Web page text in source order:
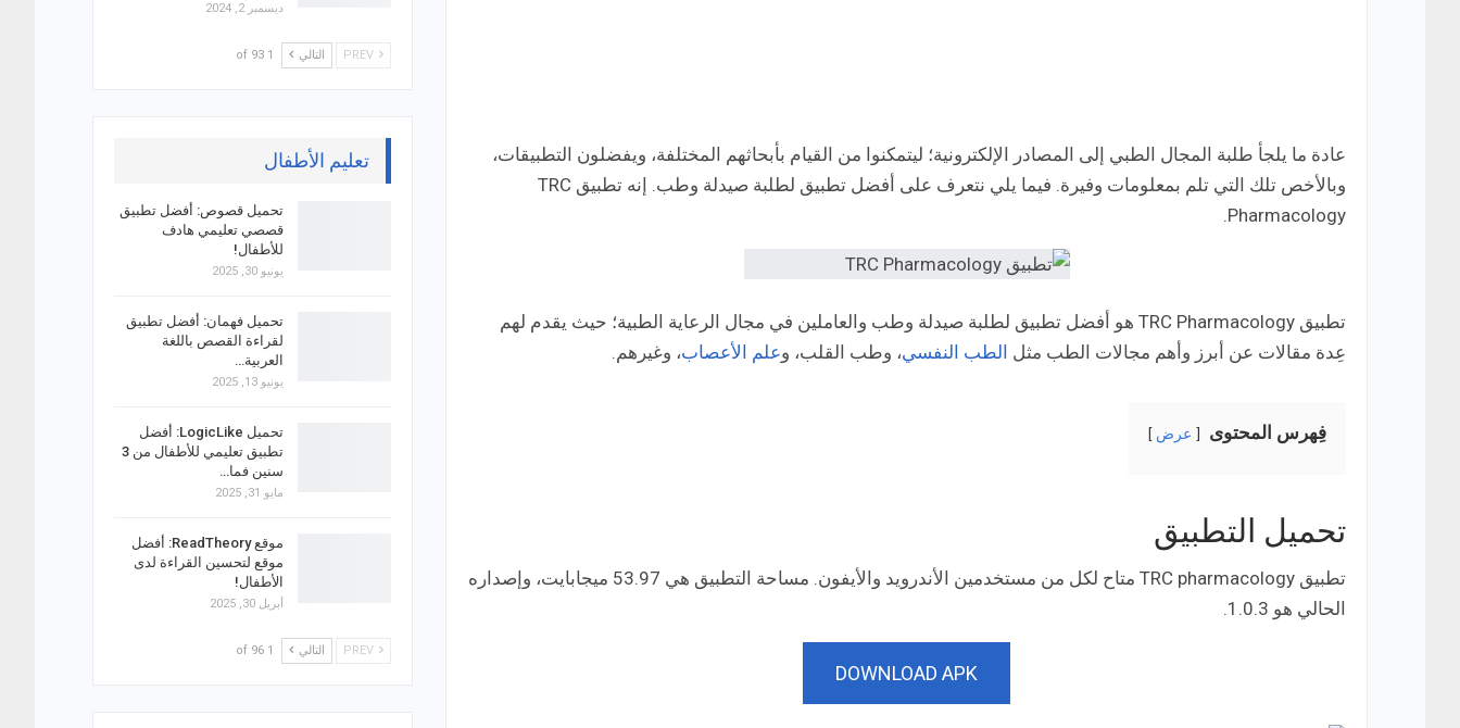
عادة ما يلجأ طلبة المجال الطبي إلى المصادر الإلكترونية؛ ليتمكنوا من القيام بأبحاثهم المختلفة، ويفضلون التطبيقات،
وبالأخص تلك التي تلم بمعلومات وفيرة. فيما يلي نتعرف على أفضل تطبيق لطلبة صيدلة وطب. إنه تطبيق TRC
Pharmacology.
تطبيق TRC Pharmacology هو أفضل تطبيق لطلبة صيدلة وطب والعاملين في مجال الرعاية الطبية؛ حيث يقدم لهم
عِدة مقالات عن أبرز وأهم مجالات الطب مثل الطب النفسي، وطب القلب، وعلم الأعصاب، وغيرهم.
فِهرس المحتوى عرض
تحميل التطبيق
تطبيق TRC pharmacology متاح لكل من مستخدمين الأندرويد والأيفون. مساحة التطبيق هي 53.97 ميجابايت، وإصداره
الحالي هو 1.0.3.
DOWNLOAD APK
ديسمبر 2, 2024
التالي 1 of 93
تعليم الأطفال
تحميل قصوص: أفضل تطبيق
قصصي تعليمي هادف
للأطفال!
يونيو 30, 2025
تحميل فهمان: أفضل تطبيق
لقراءة القصص باللغة
العربية…
يونيو 13, 2025
تحميل LogicLike: أفضل
تطبيق تعليمي للأطفال من 3
سنين فما…
مايو 31, 2025
موقع ReadTheory: أفضل
موقع لتحسين القراءة لدى
الأطفال!
أبريل 30, 2025
التالي 1 of 96